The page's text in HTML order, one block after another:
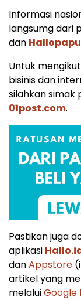
Informasi
langsumg dari
dan
Untuk
bisinis dan
silahkan
01post.com.
Pastikan juga
aplikasi
danAppstore
artikel yang
melaluiGoogle